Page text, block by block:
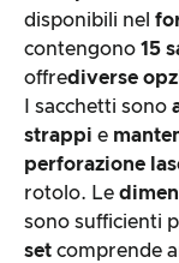
La prova
Rapporto
Risultato
disponibili nel
contengono 15
offrediverse
I sacchetti sono
strappi e
perforazione
rotolo. Le
sono sufficienti
set comprende